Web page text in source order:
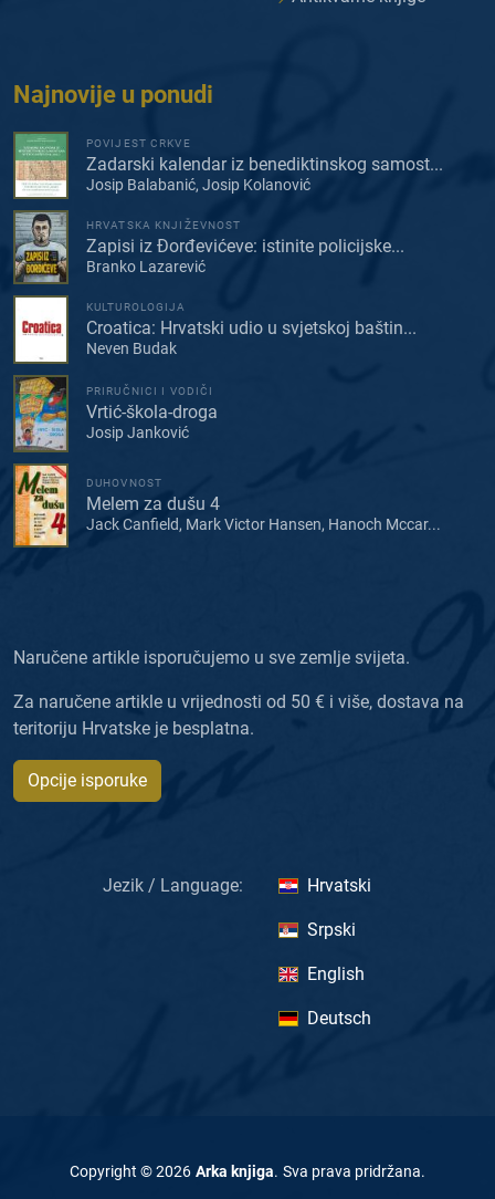
Najnovije u ponudi
POVIJEST CRKVE
Zadarski kalendar iz benediktinskog samost...
Josip Balabanić, Josip Kolanović
HRVATSKA KNJIŽEVNOST
Zapisi iz Đorđevićeve: istinite policijske...
Branko Lazarević
KULTUROLOGIJA
Croatica: Hrvatski udio u svjetskoj baštin...
Neven Budak
PRIRUČNICI I VODIČI
Vrtić-škola-droga
Josip Janković
DUHOVNOST
Melem za dušu 4
Jack Canfield, Mark Victor Hansen, Hanoch Mccar...
Naručene artikle isporučujemo u sve zemlje svijeta.
Za naručene artikle u vrijednosti od 50 € i više, dostava na
teritoriju Hrvatske je besplatna.
Opcije isporuke
Jezik / Language: Hrvatski
Srpski
English
Deutsch
Copyright ©2026 Arka knjiga. Sva prava pridržana.